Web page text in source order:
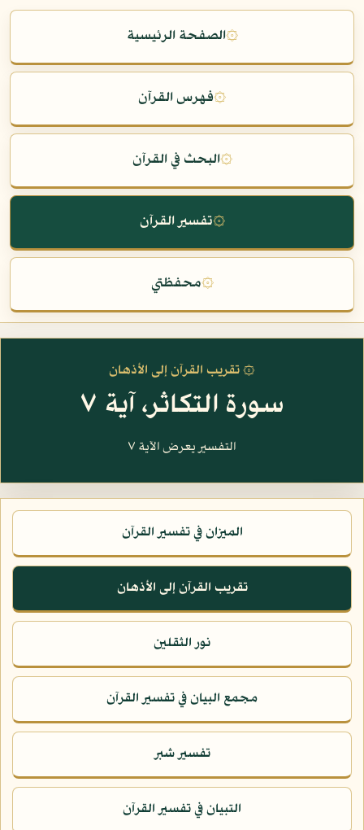
۞الصفحة الرئيسية
۞فهرس القرآن
۞البحث في القرآن
۞تفسير القرآن
۞محفظتي
۞ تقريب القرآن إلى الأذهان
سورة التكاثر، آية ٧
التفسير يعرض الآية ٧
الميزان في تفسير القرآن
تقريب القرآن إلى الأذهان
نور الثقلين
مجمع البيان في تفسير القرآن
تفسير شبر
التبيان في تفسير القرآن